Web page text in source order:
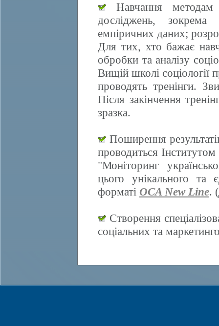
Навчання методам
досліджень, зокрема
емпіричних даних;
Для тих, хто бажає
обробки та аналізу
Вищій школі соціології
проводять тренінги.
Після закінчення
зразка.
Поширення
проводиться Інститутом
"Моніторинг
цього унікального та
форматі OCA New Line. (
Створення
соціальних та